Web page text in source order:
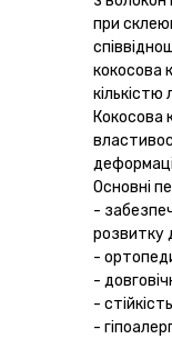
при
кокосова
Кокосова
Основні
-
розвитку
-
-
-
-